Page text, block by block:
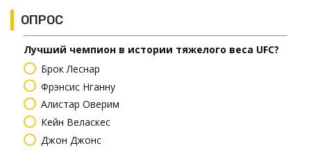
ОПРОС
Лучший чемпион в истории тяжелого веса UFC?
Брок Леснар
Фрэнсис Нганну
Алистар Оверим
Кейн Веласкес
Джон Джонс